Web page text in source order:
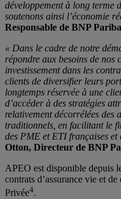
développement à long terme
soutenons ainsi l’économie
Responsable de BNP
« Dans le cadre de notre
répondre aux besoins de nos
investissement dans les
clients de diversifier leurs
longtemps réservée à une
d’accéder à des stratégies
relativement décorrélées des
traditionnels, en facilitant le
des PME et ETI françaises et
Otton, Directeur de BNP
APEO est disponible depuis
contrats d’assurance vie et
Privée4.